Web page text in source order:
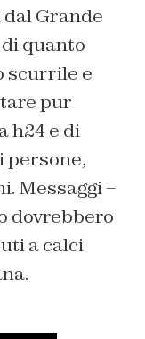
Grande
quanto
scurrile e
pur
h24 e di
persone,
Messaggi –
dovrebbero
a calci